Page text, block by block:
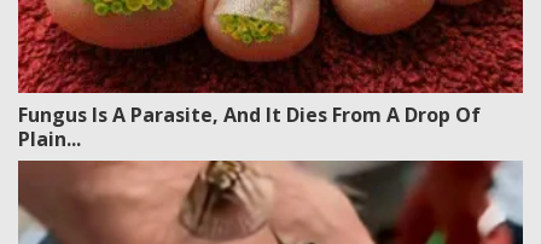
Fungus Is A Parasite, And It Dies From A Drop Of
Plain...